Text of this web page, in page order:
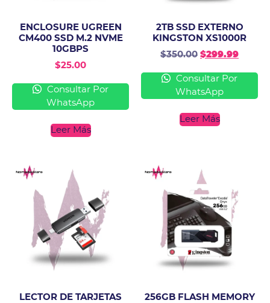
ENCLOSURE UGREEN
CM400 SSD M.2 NVME
10GBPS
$25.00
Consultar Por
WhatsApp
Leer Más
2TB SSD EXTERNO
KINGSTON XS1000R
$350.00 $299.99
Consultar Por
WhatsApp
Leer Más
LECTOR DE TARJETAS
256GB FLASH MEMORY